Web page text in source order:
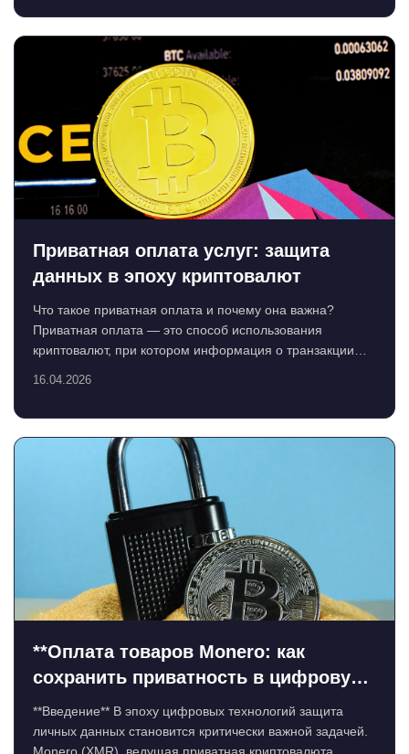
Приватная оплата услуг: защита
данных в эпоху криптовалют
Что такое приватная оплата и почему она важна?
Приватная оплата — это способ использования
криптовалют, при котором информация о транзакции
16.04.2026
**Оплата товаров Monero: как
сохранить приватность в цифровую
эпоху**
**Введение** В эпоху цифровых технологий защита
личных данных становится критически важной задачей.